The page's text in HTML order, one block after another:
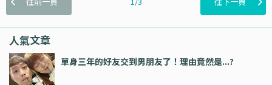
人氣文章
單身三年的好友交到男朋友了！理由竟然是...?